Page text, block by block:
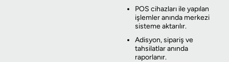
POS cihazları ile yapılan
işlemler anında merkezi
sisteme aktarılır.
Adisyon, sipariş ve
tahsilatlar anında
raporlanır.